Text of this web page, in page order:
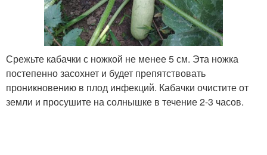
Срежьте кабачки с ножкой не менее 5 см. Эта ножка
постепенно засохнет и будет препятствовать
проникновению в плод инфекций. Кабачки очистите от
земли и просушите на солнышке в течение 2-3 часов.